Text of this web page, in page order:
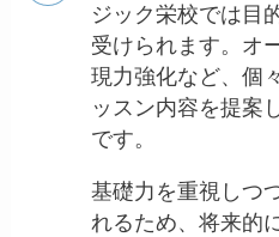
ジック栄校では目
受けられます。オ
現力強化など、個
ッスン内容を提案
です。
基礎力を重視しつ
れるため、将来的